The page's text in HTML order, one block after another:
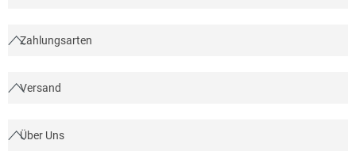
Zahlungsarten
Versand
Über Uns